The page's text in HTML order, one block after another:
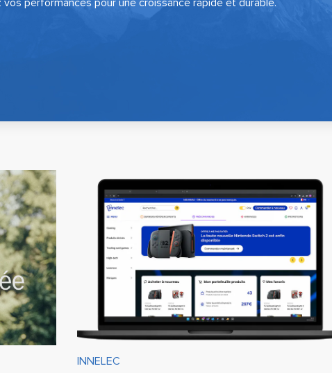
performances pour une croissance rapide et durable.
INNELEC